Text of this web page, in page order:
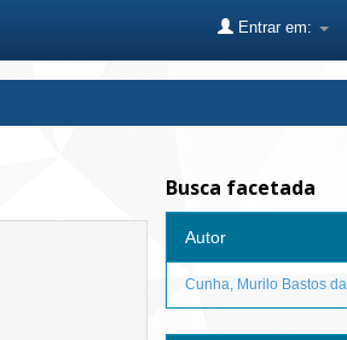
Entrar em:
Busca facetada
Autor
Cunha, Murilo Bastos da